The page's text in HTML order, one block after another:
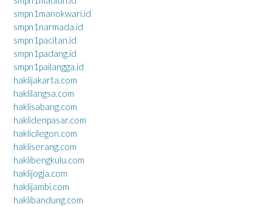
smpn1manokwari.id
smpn1narmada.id
smpn1pacitan.id
smpn1padang.id
smpn1pailangga.id
haklijakarta.com
haklilangsa.com
haklisabang.com
haklidenpasar.com
haklicilegon.com
hakliserang.com
haklibengkulu.com
haklijogja.com
haklijambi.com
haklibandung.com